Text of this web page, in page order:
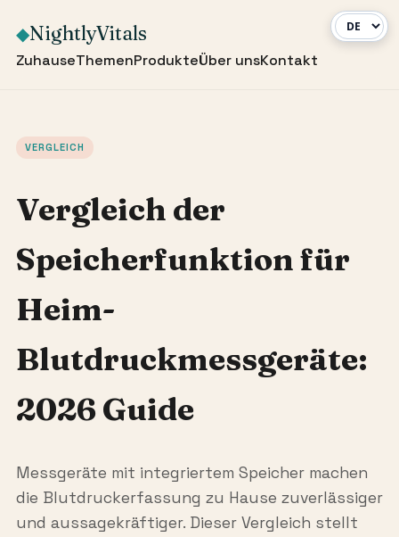
◆NightlyVitals
ZuhauseThemenProdukteÜber unsKontakt
VERGLEICH
Vergleich der
Speicherfunktion für
Heim-
Blutdruckmessgeräte:
2026 Guide
Messgeräte mit integriertem Speicher machen
die Blutdruckerfassung zu Hause zuverlässiger
und aussagekräftiger. Dieser Vergleich stellt